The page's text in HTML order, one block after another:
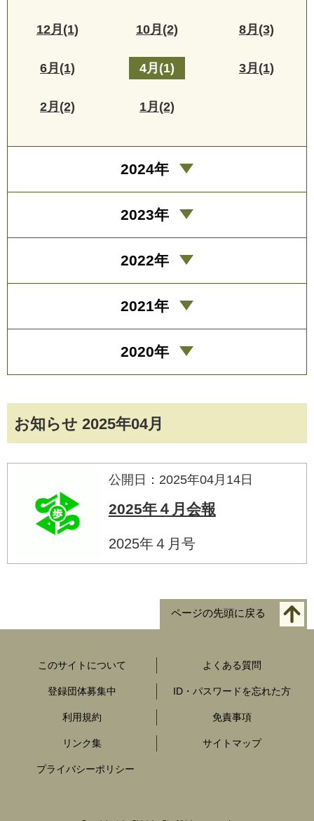
お知らせ 2025年04月
公開日：2025年04月14日
2025年４月会報
2025年４月号
12月(1) 10月(2) 8月(3)
6月(1) 4月(1) 3月(1)
2月(2) 1月(2)
2024年
2023年
2022年
2021年
2020年
ページの先頭に戻る
このサイトについて よくある質問
登録団体募集中 ID・パスワードを忘れた方
利用規約 免責事項
リンク集 サイトマップ
プライバシーポリシー